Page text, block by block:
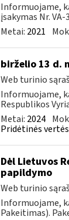
Informuojame,
įsakymas Nr. VA-
Metai: 2021
birželio 13 d.
Web turinio
Informuojame,
Respublikos
Metai: 2024
Pridėtinės
Dėl Lietuvos
papildymo
Web turinio
Informuojame,
Pakeitimas).